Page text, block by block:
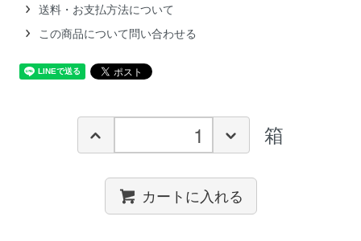
送料・お支払方法について
この商品について問い合わせる
箱
カートに入れる